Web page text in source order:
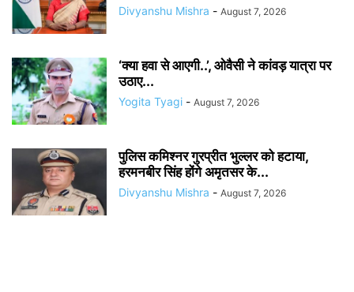
Divyanshu Mishra - August 7, 2026
‘क्या हवा से आएगी..’, ओवैसी ने कांवड़ यात्रा पर
उठाए...
Yogita Tyagi - August 7, 2026
पुलिस कमिश्नर गुरप्रीत भुल्लर को हटाया,
हरमनबीर सिंह होंगे अमृतसर के...
Divyanshu Mishra - August 7, 2026